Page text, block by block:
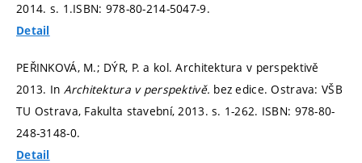
2014. s. 1.ISBN: 978-80-214-5047-9.
Detail
PEŘINKOVÁ, M.; DÝR, P. a kol. Architektura v perspektivě
2013. In Architektura v perspektivě. bez edice. Ostrava: VŠB
TU Ostrava, Fakulta stavební, 2013.s. 1-262. ISBN: 978-80-
248-3148-0.
Detail